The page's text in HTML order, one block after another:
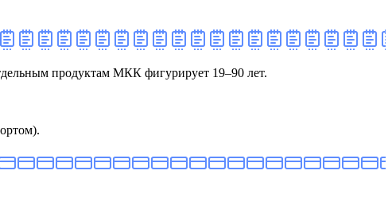
продуктам МКК фигурирует 19–90 лет.